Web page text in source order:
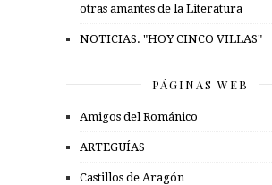
otras amantes de la Literatura
NOTICIAS. "HOY CINCO VILLAS"
PÁGINAS WEB
Amigos del Románico
ARTEGUÍAS
Castillos de Aragón